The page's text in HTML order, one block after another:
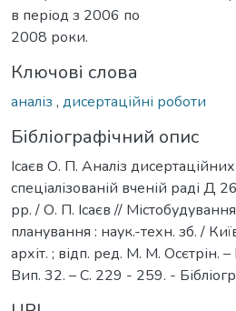
в період з 2006 по
2008 роки.
Ключові слова
аналіз , дисертаційні роботи
Бібліографічний опис
Ісаєв О. П. Аналіз
спеціалізованій вченій раді Д
рр. / О. П. Ісаєв //
планування : наук.-техн. зб. /
архіт. ; відп. ред. М. М. Осєтрін.
Вип. 32. – С. 229 - 259. -